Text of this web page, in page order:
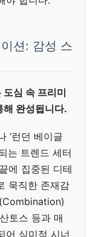
션: 감성 스
심 속 프리미
해 완성됩니다.
‘런던 베이글
는 트렌드 세터
에 집중된 디테
묵직한 존재감
토스 등과 매
어 심미적 시너